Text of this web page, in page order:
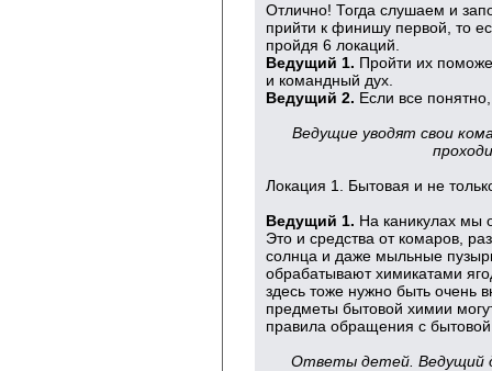
Отлично! Тогда слушаем и
прийти к финишу первой, то
пройдя 6 локаций.
Ведущий 1. Пройти их
и командный дух.
Ведущий 2. Если все
Ведущие уводят свои
Локация 1. Бытовая и не
Ведущий 1. На каникулах мы
Это и средства от комаров,
солнца и даже мыльные
обрабатывают химикатами
здесь тоже нужно быть очень
предметы бытовой химии
правила обращения с
Ответы детей. Ведущий